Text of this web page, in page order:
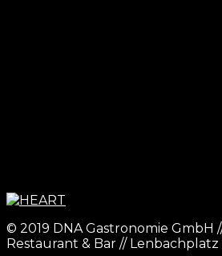
© 2019 DNA Gastronomie GmbH
Restaurant & Bar //